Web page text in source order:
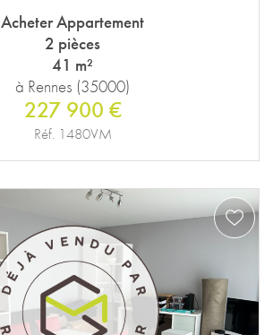
Acheter Appartement
2 pièces
41 m²
à Rennes (35000)
227 900 €
Réf. 1480VM